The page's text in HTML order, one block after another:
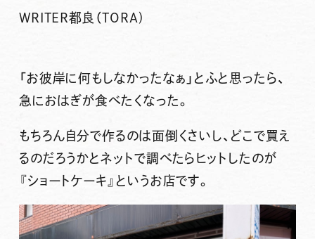
WRITER都良（TORA)
「お彼岸に何もしなかったなぁ」とふと思ったら、
急におはぎが食べたくなった。
もちろん自分で作るのは面倒くさいし、どこで買え
るのだろうかとネットで調べたらヒットしたのが
『ショートケーキ』 というお店です。